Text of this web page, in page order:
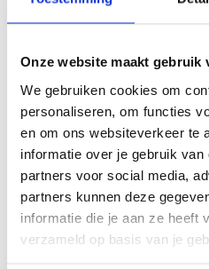
Onze website maakt gebruik
We gebruiken cookies om
personaliseren, om functies
en om ons websiteverkeer te
informatie over je gebruik
partners voor social media,
partners kunnen deze
informatie die je aan ze heeft
verzameld op basis van je
Masterbuilt
Beschermhoes voor 30
inch Sm...
Bescherm je investering van
de Masterbuilt verti...
Niet op voorraad
29,95